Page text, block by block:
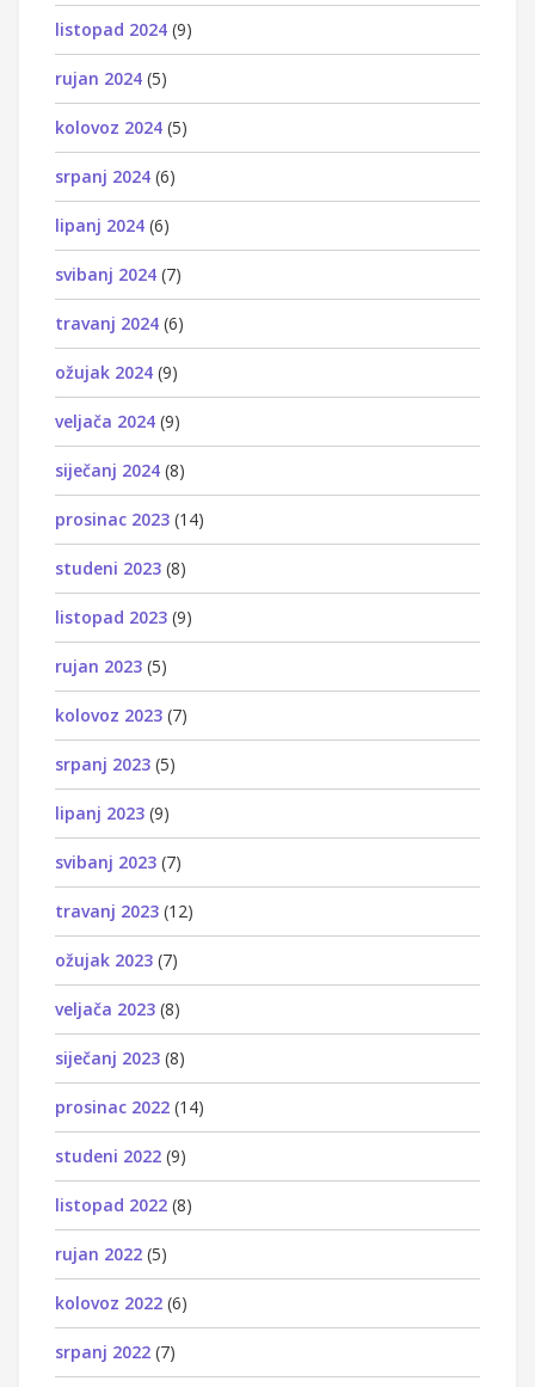
listopad 2024 (9)
rujan 2024 (5)
kolovoz 2024 (5)
srpanj 2024 (6)
lipanj 2024 (6)
svibanj 2024 (7)
travanj 2024 (6)
ožujak 2024 (9)
veljača 2024 (9)
siječanj 2024 (8)
prosinac 2023 (14)
studeni 2023 (8)
listopad 2023 (9)
rujan 2023 (5)
kolovoz 2023 (7)
srpanj 2023 (5)
lipanj 2023 (9)
svibanj 2023 (7)
travanj 2023 (12)
ožujak 2023 (7)
veljača 2023 (8)
siječanj 2023 (8)
prosinac 2022 (14)
studeni 2022 (9)
listopad 2022 (8)
rujan 2022 (5)
kolovoz 2022 (6)
srpanj 2022 (7)